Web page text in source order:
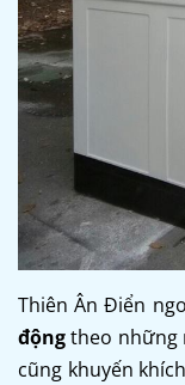
Thiên Ân Điển
độngtheo những
cũng khuyến